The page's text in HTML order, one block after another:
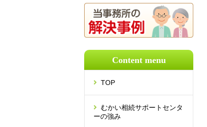
Content menu
TOP
むかい相続サポートセンタ
ーの強み